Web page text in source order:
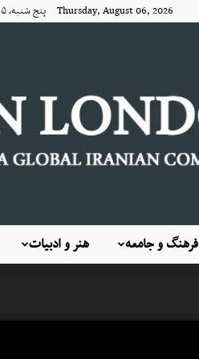
Thursday, August 06, 2026 پنج شنبه, ۱۵ مرداد ۱۴۰۵
هنر و ادبیات فرهنگ و جامعه